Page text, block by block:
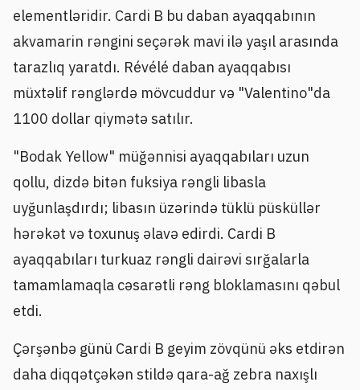
elementləridir. Cardi B bu daban ayaqqabının
akvamarin rəngini seçərək mavi ilə yaşıl arasında
tarazlıq yaratdı. Révélé daban ayaqqabısı
müxtəlif rənglərdə mövcuddur və "Valentino"da
1100 dollar qiymətə satılır.
"Bodak Yellow" müğənnisi ayaqqabıları uzun
qollu, dizdə bitən fuksiya rəngli libasla
uyğunlaşdırdı; libasın üzərində tüklü püsküllər
hərəkət və toxunuş əlavə edirdi. Cardi B
ayaqqabıları turkuaz rəngli dairəvi sırğalarla
tamamlamaqla cəsarətli rəng bloklamasını qəbul
etdi.
Çərşənbə günü Cardi B geyim zövqünü əks etdirən
daha diqqətçəkən stildə qara-ağ zebra naxışlı